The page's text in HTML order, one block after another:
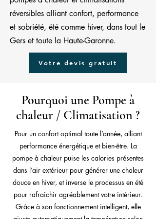
réversibles alliant confort, performance
et sobriété, été comme hiver, dans tout le
Gers et toute la Haute-Garonne.
Votre devis gratuit
Pourquoi une Pompe à
chaleur / Climatisation ?
Pour un confort optimal toute l’année, alliant
performance énergétique et bien-être. La
pompe à chaleur puise les calories présentes
dans l’air extérieur pour générer une chaleur
douce en hiver, et inverse le processus en été
pour rafraîchir agréablement votre intérieur.
Grâce à son fonctionnement intelligent, elle